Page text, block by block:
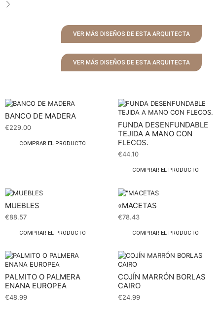
VER MÁS DISEÑOS DE ESTA ARQUITECTA
VER MÁS DISEÑOS DE ESTA ARQUITECTA
BANCO DE MADERA
€229.00
COMPRAR EL PRODUCTO
FUNDA DESENFUNDABLE
TEJIDA A MANO CON
FLECOS.
€44.10
COMPRAR EL PRODUCTO
MUEBLES
€88.57
COMPRAR EL PRODUCTO
«MACETAS
€78.43
COMPRAR EL PRODUCTO
PALMITO O PALMERA
ENANA EUROPEA
€48.99
COJÍN MARRÓN BORLAS
CAIRO
€24.99